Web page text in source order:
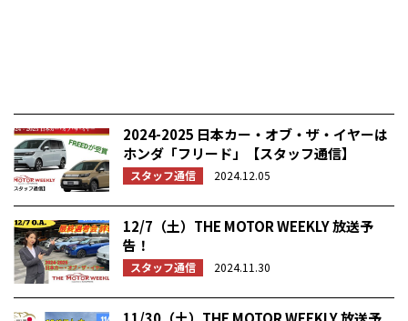
2024-2025 日本カー・オブ・ザ・イヤーは
ホンダ「フリード」【スタッフ通信】
スタッフ通信 2024.12.05
12/7（土）THE MOTOR WEEKLY 放送予
告！
スタッフ通信 2024.11.30